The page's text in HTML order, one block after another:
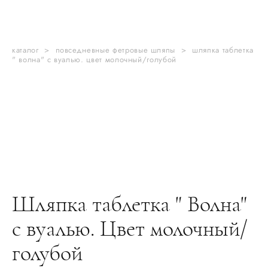
каталог > повседневные фетровые шляпы > шляпка таблетка
" волна" с вуалью. цвет молочный/голубой
Шляпка таблетка " Волна"
с вуалью. Цвет молочный/
голубой